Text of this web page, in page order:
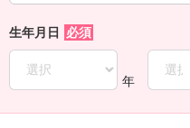
生年月日
年